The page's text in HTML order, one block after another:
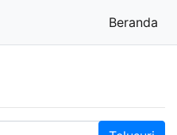
Beranda